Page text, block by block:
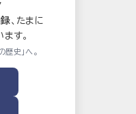
、たまに
す。
史」へ。